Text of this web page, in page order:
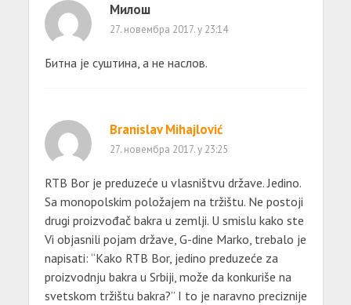
Милош
27. новембра 2017. у 23:14
Битна је суштина, а не наслов.
Branislav Mihajlović
27. новембра 2017. у 23:25
RTB Bor je preduzeće u vlasništvu države. Jedino.
Sa monopolskim položajem na tržištu. Ne postoji
drugi proizvođač bakra u zemlji. U smislu kako ste
Vi objasnili pojam države, G-dine Marko, trebalo je
napisati: “Kako RTB Bor, jedino preduzeće za
proizvodnju bakra u Srbiji, može da konkuriše na
svetskom tržištu bakra?” I to je naravno preciznije